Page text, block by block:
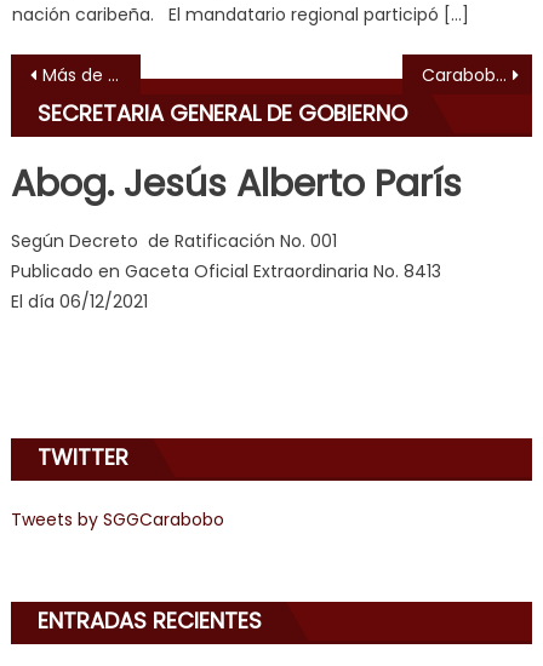
indian
erotic
videos
pono
doido,
sinful
joys
of
anal
am
in
nación caribeña. El mandatario regional participó […]
Navegación de entradas
Más de 21 mil vacunas aplicadas en escuelas de Carabobo Carabobeña comandó el Baloncesto 3×3 que logró oro en los Juegos Suramericanos
SECRETARIA GENERAL DE GOBIERNO
Abog. Jesús Alberto París
Según Decreto de Ratificación No. 001
Publicado en Gaceta Oficial Extraordinaria No. 8413
El día 06/12/2021
TWITTER
Tweets by SGGCarabobo
ENTRADAS RECIENTES